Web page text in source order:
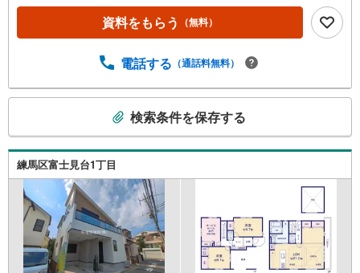
宅ローン相談会】開催中無理のない住宅ローンの試算やご
購入の際にかかる諸費用の概算も行っております。しっか
気軽にご相談ください。お客様第一主義をモット-にお引越
実に努めさせて頂きます。住宅情報館にお越し頂けたら、
物件のご紹介だけではなく、お住まいの疑問、不安、お家
の事ならなんでもご相談いただけます。お客様の要望をお
伺いしながら誠心誠意、全力でサポートさせて頂きます。
お客様一人一人に合わせたライフプランのご提案をさせて
いただきます。お気軽にご相談ください。
資料をもらう （無料）
電話する （通話料無料）
検
索
条
検索条件を保存する
練馬区富士見台1丁目